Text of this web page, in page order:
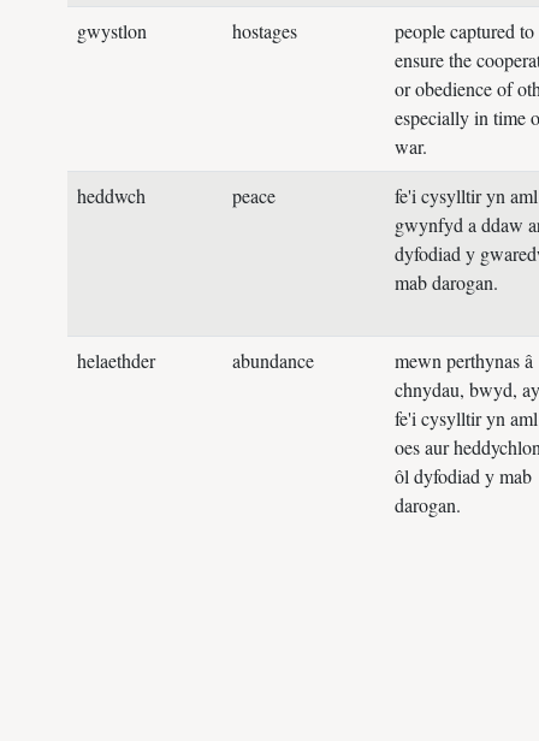
gwystlon hostages
people captured to
ensure the
or obedience of
especially in time
war.
heddwch
peace
fe'i cysylltir yn
gwynfyd a ddaw
dyfodiad y
mab darogan.
helaethder abundance
mewn perthynas â
chnydau, bwyd,
fe'i cysylltir yn
oes aur
ôl dyfodiad y mab
darogan.